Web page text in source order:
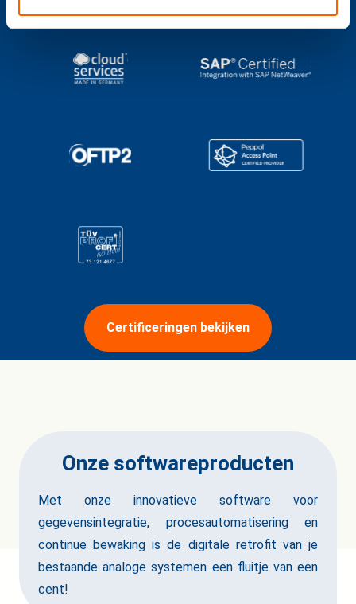
Certificeringen bekijken
Onze softwareproducten
Met onze innovatieve software voor
gegevensintegratie, procesautomatisering en
continue bewaking is de digitale retrofit van je
bestaande analoge systemen een fluitje van een
cent!